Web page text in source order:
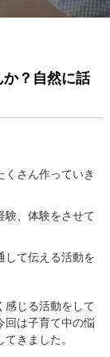
？自然に話
さん作っていき
験、体験をさせて
して伝える活動を
感じる活動をして
回は子育て中の悩
きました。